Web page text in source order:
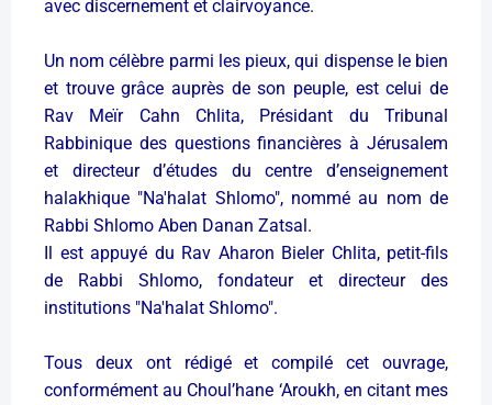
avec discernement et clairvoyance.
Un nom célèbre parmi les pieux, qui dispense le bien
et trouve grâce auprès de son peuple, est celui de
Rav Meïr Cahn Chlita, Présidant du Tribunal
Rabbinique des questions financières à Jérusalem
et directeur d’études du centre d’enseignement
halakhique "Na'halat Shlomo", nommé au nom de
Rabbi Shlomo Aben Danan Zatsal.
Il est appuyé du Rav Aharon Bieler Chlita, petit-fils
de Rabbi Shlomo, fondateur et directeur des
institutions "Na'halat Shlomo".
Tous deux ont rédigé et compilé cet ouvrage,
conformément au Choul’hane ‘Aroukh, en citant mes